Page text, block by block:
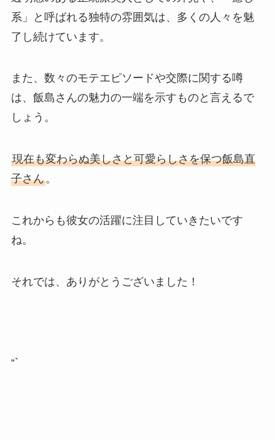
系」と呼ばれる独特の雰囲気は、多くの人々を魅
了し続けています。
また、数々のモテエピソードや交際に関する噂
は、飯島さんの魅力の一端を示すものと言えるで
しょう。
現在も変わらぬ美しさと可愛らしさを保つ飯島直
子さん。
これからも彼女の活躍に注目していきたいです
ね。
それでは、ありがとうございました！
“`